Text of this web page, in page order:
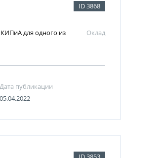
ID 3868
для одного из
Оклад
Дата публикации
05.04.2022